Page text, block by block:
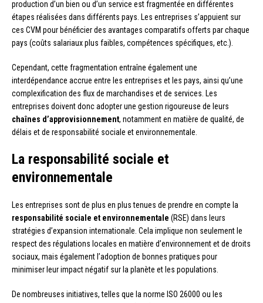
production d’un bien ou d’un service est fragmentée en différentes
étapes réalisées dans différents pays. Les entreprises s’appuient sur
ces CVM pour bénéficier des avantages comparatifs offerts par chaque
pays (coûts salariaux plus faibles, compétences spécifiques, etc.).
Cependant, cette fragmentation entraîne également une
interdépendance accrue entre les entreprises et les pays, ainsi qu’une
complexification des flux de marchandises et de services. Les
entreprises doivent donc adopter une gestion rigoureuse de leurs
chaînes d’approvisionnement, notamment en matière de qualité, de
délais et de responsabilité sociale et environnementale.
La responsabilité sociale et
environnementale
Les entreprises sont de plus en plus tenues de prendre en compte la
responsabilité sociale et environnementale (RSE) dans leurs
stratégies d’expansion internationale. Cela implique non seulement le
respect des régulations locales en matière d’environnement et de droits
sociaux, mais également l’adoption de bonnes pratiques pour
minimiser leur impact négatif sur la planète et les populations.
De nombreuses initiatives, telles que la norme ISO 26000 ou les